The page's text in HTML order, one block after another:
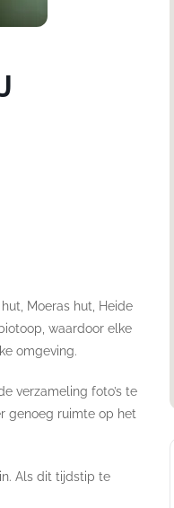
Moeras hut, Heide
waardoor elke
omgeving.
verzameling foto’s te
genoeg ruimte op het
Als dit tijdstip te